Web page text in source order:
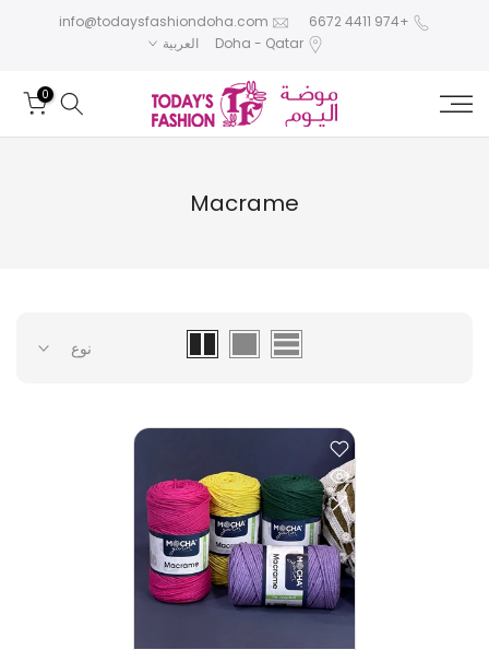
+974 4411 6672
info@todaysfashiondoha.com
Doha - Qatar
العربية
0
Macrame
نوع